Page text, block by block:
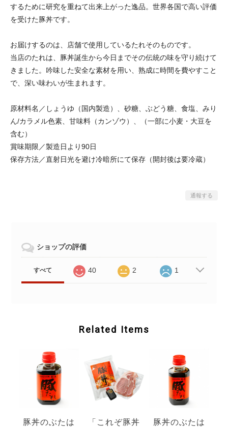
するために研究を重ねて出来上がった逸品。世界各国で高い評価
を受けた豚丼です。
お届けするのは、店舗で使用しているたれそのものです。
当店のたれは、豚丼誕生から今日までその伝統の味を守り続けて
きました。吟味した安全な素材を用い、熟成に時間を費やすこと
で、深い味わいが生まれます。
原材料名／しょうゆ（国内製造）、砂糖、ぶどう糖、食塩、みり
ん/カラメル色素、甘味料（カンゾウ）、（一部に小麦・大豆を
含む）
賞味期限／製造日より90日
保存方法／直射日光を避け冷暗所にて保存（開封後は要冷蔵）
通報する
ショップの評価
すべて 40 2 1
Related Items
豚丼のぶたは
「これぞ豚丼
豚丼のぶたは